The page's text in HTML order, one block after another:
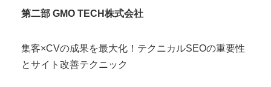
第二部 GMO TECH株式会社
集客×CVの成果を最大化！テクニカルSEOの重要性
とサイト改善テクニック